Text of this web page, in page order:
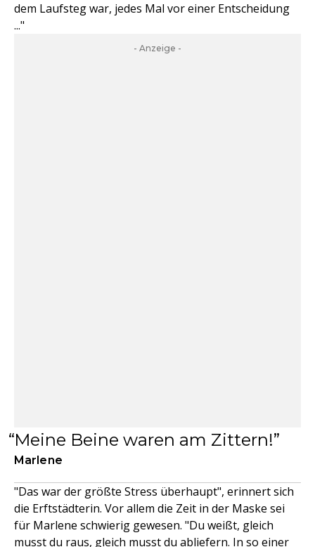
dem Laufsteg war, jedes Mal vor einer Entscheidung
..."
- Anzeige -
Meine Beine waren am Zittern!
Marlene
"Das war der größte Stress überhaupt", erinnert sich
die Erftstädterin. Vor allem die Zeit in der Maske sei
für Marlene schwierig gewesen. "Du weißt, gleich
musst du raus, gleich musst du abliefern. In so einer